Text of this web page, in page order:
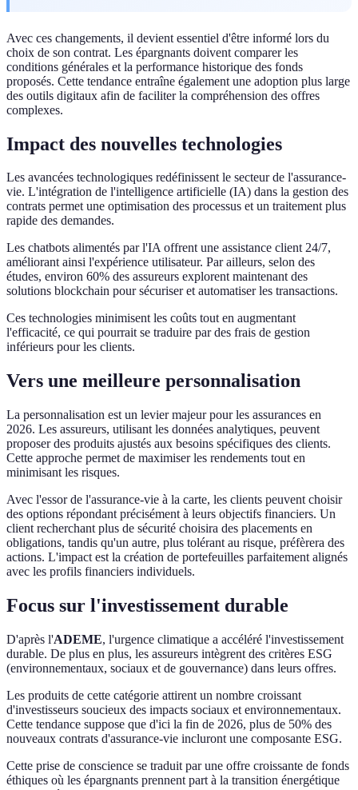
Avec ces changements, il devient essentiel d'être informé lors du
choix de son contrat. Les épargnants doivent comparer les
conditions générales et la performance historique des fonds
proposés. Cette tendance entraîne également une adoption plus large
des outils digitaux afin de faciliter la compréhension des offres
complexes.
Impact des nouvelles technologies
Les avancées technologiques redéfinissent le secteur de l'assurance-
vie. L'intégration de l'intelligence artificielle (IA) dans la gestion des
contrats permet une optimisation des processus et un traitement plus
rapide des demandes.
Les chatbots alimentés par l'IA offrent une assistance client 24/7,
améliorant ainsi l'expérience utilisateur. Par ailleurs, selon des
études, environ 60% des assureurs explorent maintenant des
solutions blockchain pour sécuriser et automatiser les transactions.
Ces technologies minimisent les coûts tout en augmentant
l'efficacité, ce qui pourrait se traduire par des frais de gestion
inférieurs pour les clients.
Vers une meilleure personnalisation
La personnalisation est un levier majeur pour les assurances en
2026. Les assureurs, utilisant les données analytiques, peuvent
proposer des produits ajustés aux besoins spécifiques des clients.
Cette approche permet de maximiser les rendements tout en
minimisant les risques.
Avec l'essor de l'assurance-vie à la carte, les clients peuvent choisir
des options répondant précisément à leurs objectifs financiers. Un
client recherchant plus de sécurité choisira des placements en
obligations, tandis qu'un autre, plus tolérant au risque, préfèrera des
actions. L'impact est la création de portefeuilles parfaitement alignés
avec les profils financiers individuels.
Focus sur l'investissement durable
D'après l'ADEME, l'urgence climatique a accéléré l'investissement
durable. De plus en plus, les assureurs intègrent des critères ESG
(environnementaux, sociaux et de gouvernance) dans leurs offres.
Les produits de cette catégorie attirent un nombre croissant
d'investisseurs soucieux des impacts sociaux et environnementaux.
Cette tendance suppose que d'ici la fin de 2026, plus de 50% des
nouveaux contrats d'assurance-vie incluront une composante ESG.
Cette prise de conscience se traduit par une offre croissante de fonds
éthiques où les épargnants prennent part à la transition énergétique